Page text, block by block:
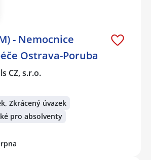
- Nemocnice
Ostrava-Poruba
CZ, s.r.o.
Zkrácený úvazek
pro absolventy